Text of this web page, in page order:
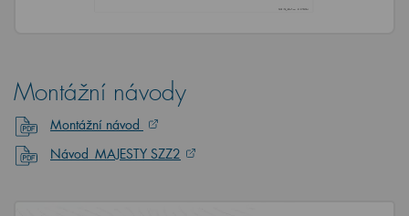
Montážní návody
Montážní návod
Návod_MAJESTY SZZ2